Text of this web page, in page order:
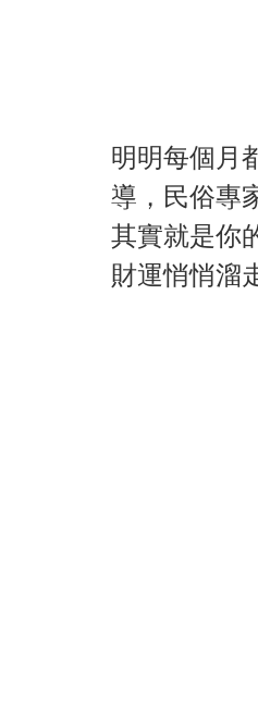
明明每個月
導，民俗專
其實就是你
財運悄悄溜